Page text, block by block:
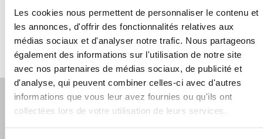
Les cookies nous permettent de personnaliser le contenu et
les annonces, d'offrir des fonctionnalités relatives aux
médias sociaux et d'analyser notre trafic. Nous partageons
également des informations sur l'utilisation de notre site
avec nos partenaires de médias sociaux, de publicité et
d'analyse, qui peuvent combiner celles-ci avec d'autres
informations que vous leur avez fournies ou qu'ils ont
collectées lors de votre utilisation de leurs services.
Spécialités
MARCO PHILIE - oblitérations modernes
+
−